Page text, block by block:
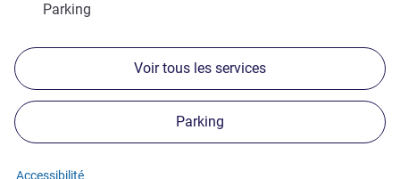
Parking
Voir tous les services
Parking
Accessibilité